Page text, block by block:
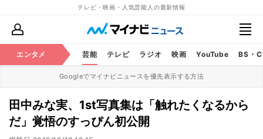
テレビ・映画・人気芸能人の最新情報
エンタメ 芸能 テレビ ラジオ 映画 YouTube BS・
Googleでマイナビニュースを優先表示する方法
田中みな実、1st写真集は「触れたくなるから
だ」覚悟のすっぴん初公開